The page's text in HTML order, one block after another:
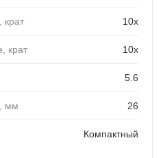
крат 10х
крат 10х
5.6
мм 26
Компактный